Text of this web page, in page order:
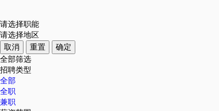
请选择职能
请选择地区
取消
重置
确定
全部筛选
招聘类型
全部
全职
兼职